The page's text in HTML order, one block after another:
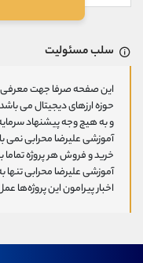
سلب مسئولیت
این صفحه صرفا جهت
حوزه ارزهای دیجیتال می
و به هیچ وجه پیشنهاد
آموزشی علیرضا محرابی
خرید و فروش هر پروژه
آموزشی علیرضا محرابی
اخبار پیرامون این پروژه‌‌ها